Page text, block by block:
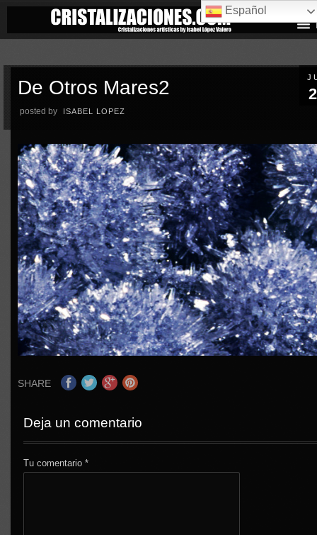
De Otros Mares2
posted by ISABEL LOPEZ
SHARE
Deja un comentario
Tu comentario*
Español